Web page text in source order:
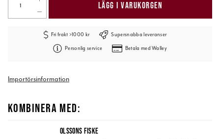
LÄGG I VARUKORGEN
Fri frakt >1000 kr Supersnabba leveranser
Personlig service Betala med Walley
Importörsinformation
KOMBINERA MED:
OLSSONS FISKE